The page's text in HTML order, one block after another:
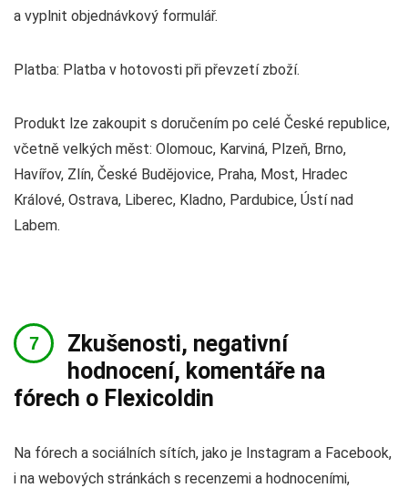
a vyplnit objednávkový formulář.
Platba: Platba v hotovosti při převzetí zboží.
Produkt lze zakoupit s doručením po celé České republice,
včetně velkých měst: Olomouc, Karviná, Plzeň, Brno,
Havířov, Zlín, České Budějovice, Praha, Most, Hradec
Králové, Ostrava, Liberec, Kladno, Pardubice, Ústí nad
Labem.
Zkušenosti, negativní
hodnocení, komentáře na
fórech o Flexicoldin
Na fórech a sociálních sítích, jako je Instagram a Facebook,
i na webových stránkách s recenzemi a hodnoceními,